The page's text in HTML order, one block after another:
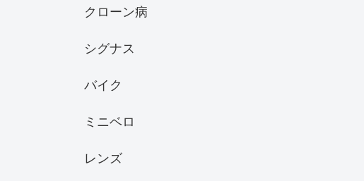
クローン病
シグナス
バイク
ミニベロ
レンズ